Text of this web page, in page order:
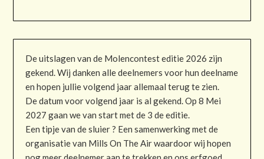
De uitslagen van de Molencontest editie 2026 zijn
gekend. Wij danken alle deelnemers voor hun deelname
en hopen jullie volgend jaar allemaal terug te zien.
De datum voor volgend jaar is al gekend. Op 8 Mei
2027 gaan we van start met de 3 de editie.
Een tipje van de sluier ? Een samenwerking met de
organisatie van Mills On The Air waardoor wij hopen